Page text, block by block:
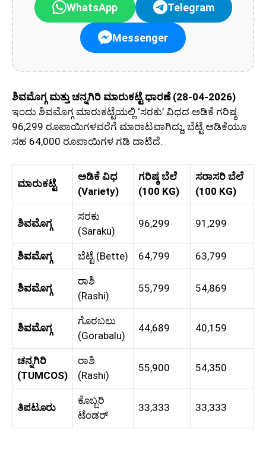
WhatsApp Telegram
Messenger
ಶಿವಮೊಗ್ಗ ಮತ್ತು ಚನ್ನಗಿರಿ ಮಾರುಕಟ್ಟೆ ಧಾರಣೆ (28-04-2026)
ಇಂದು ಶಿವಮೊಗ್ಗ ಮಾರುಕಟ್ಟೆಯಲ್ಲಿ ‘ಸರಕು’ ವಿಧದ ಅಡಿಕೆ ಗರಿಷ್ಠ
96,299 ರೂಪಾಯಿಗಳವರೆಗೆ ಮಾರಾಟವಾಗಿದ್ದು, ಬೆಟ್ಟೆ ಅಡಿಕೆಯೂ
ಸಹ 64,000 ರೂಪಾಯಿಗಳ ಗಡಿ ದಾಟಿದೆ.
ಮಾರುಕಟ್ಟೆ
ಅಡಿಕೆ ವಿಧ
(Variety)
ಗರಿಷ್ಠ ಬೆಲೆ
(100 KG)
ಸರಾಸರಿ ಬೆಲೆ
(100 KG)
ಶಿವಮೊಗ್ಗ
ಸರಕು
(Saraku)
96,299 91,299
ಶಿವಮೊಗ್ಗ ಬೆಟ್ಟೆ (Bette) 64,799 63,799
ಶಿವಮೊಗ್ಗ
ರಾಶಿ
(Rashi)
55,799 54,869
ಶಿವಮೊಗ್ಗ
ಗೊರಬಲು
(Gorabalu)
44,689 40,159
ಚನ್ನಗಿರಿ
(TUMCOS)
ರಾಶಿ
(Rashi)
55,900 54,350
ತಿಪಟೂರು
ಕೊಬ್ಬರಿ
ಟೆಂಡರ್
33,333 33,333